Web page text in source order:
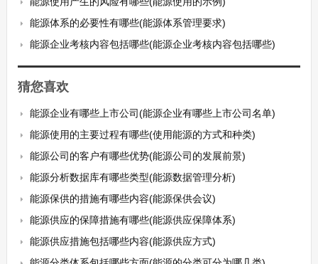
能源体系的必要性有哪些(能源体系管理要求)
能源企业考核内容包括哪些(能源企业考核内容包括哪些)
猜您喜欢
能源企业有哪些上市公司(能源企业有哪些上市公司名单)
能源使用的主要过程有哪些(使用能源的方式和种类)
能源公司的客户有哪些优势(能源公司的发展前景)
能源分析数据库有哪些类型(能源数据管理分析)
能源保供的措施有哪些内容(能源保供会议)
能源供应的保障措施有哪些(能源供应保障体系)
能源供应措施包括哪些内容(能源供应方式)